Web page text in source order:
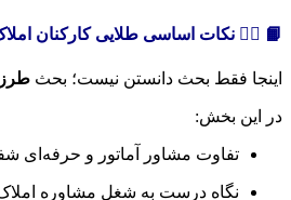
📙 ۳️⃣ نکات اساسی طلایی کارکنان املاک
اینجا فقط بحث دانستن نیست؛ بحث
در این بخش:
تفاوت مشاور آماتور و حرفه‌ای
نگاه درست به شغل مشاوره